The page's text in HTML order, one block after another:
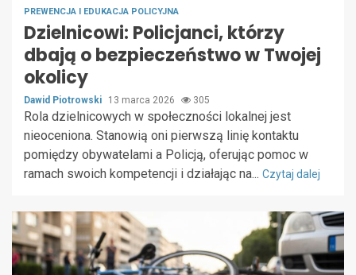
PREWENCJA I EDUKACJA POLICYJNA
Dzielnicowi: Policjanci, którzy
dbają o bezpieczeństwo w Twojej
okolicy
Dawid Piotrowski 13 marca 2026 305
Rola dzielnicowych w społeczności lokalnej jest
nieoceniona. Stanowią oni pierwszą linię kontaktu
pomiędzy obywatelami a Policją, oferując pomoc w
ramach swoich kompetencji i działając na... Czytaj dalej